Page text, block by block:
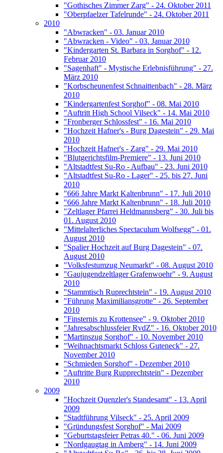
"Gothisches Zimmer Zarg" - 24. Oktober 2011
"Oberpfaelzer Tafelrunde" - 24. Oktober 2011
2010
"Abwracken" - 03. Januar 2010
"Abwracken - Video" - 03. Januar 2010
"Kindergarten St. Barbara in Sorghof" - 12.
Februar 2010
"Sagenhaft" - Mystische Erlebnisführung" - 27.
März 2010
"Korbscheunenfest Schnaittenbach" - 28. März
2010
"Kindergartenfest Sorghof" - 08. Mai 2010
"Auftritt High School Vilseck" - 14. Mai 2010
"Fronberger Schlossfest" - 16. Mai 2010
"Hochzeit Hafner's - Burg Dagestein" - 29. Mai
2010
"Hochzeit Hafner's - Zarg" - 29. Mai 2010
"Blutgerichtsfilm-Premiere" - 13. Juni 2010
"Altstadtfest Su-Ro - Aufbau" - 23. Juni 2010
"Altstadtfest Su-Ro - Lager" - 25. bis 27. Juni
2010
"666 Jahre Markt Kaltenbrunn" - 17. Juli 2010
"666 Jahre Markt Kaltenbrunn" - 18. Juli 2010
"Zeltlager Pfarrei Heldmannsberg" - 30. Juli bis
01. August 2010
"Mittelalterliches Spectaculum Wolfsegg" - 01.
August 2010
"Spalier Hochzeit auf Burg Dagestein" - 07.
August 2010
"Volksfestumzug Neumarkt" - 08. August 2010
"Gaujugendzeltlager Grafenwoehr" - 9. August
2010
"Stammtisch Ruprechtstein" - 19. August 2010
"Führung Maximiliansgrotte" - 26. September
2010
"Finsternis zu Krottensee" - 9. Oktober 2010
"Jahresabschlussfeier RvdZ" - 16. Oktober 2010
"Martinszug Sorghof" - 10. November 2010
"Weihnachtsmarkt Schloss Guteneck" - 27.
November 2010
"Schmieden Sorghof" - Dezember 2010
"Auftritte Burg Rupprechtstein" - Dezember
2010
2009
"Hochzeit Quenzler's Standesamt" - 13. April
2009
"Stadtführung Vilseck" - 25. April 2009
"Gründungsfest Sorghof" - Mai 2009
"Geburtstagsfeier Petras 40." - 06. Juni 2009
"Nordgaugtag in Amberg" - 14. Juni 2009